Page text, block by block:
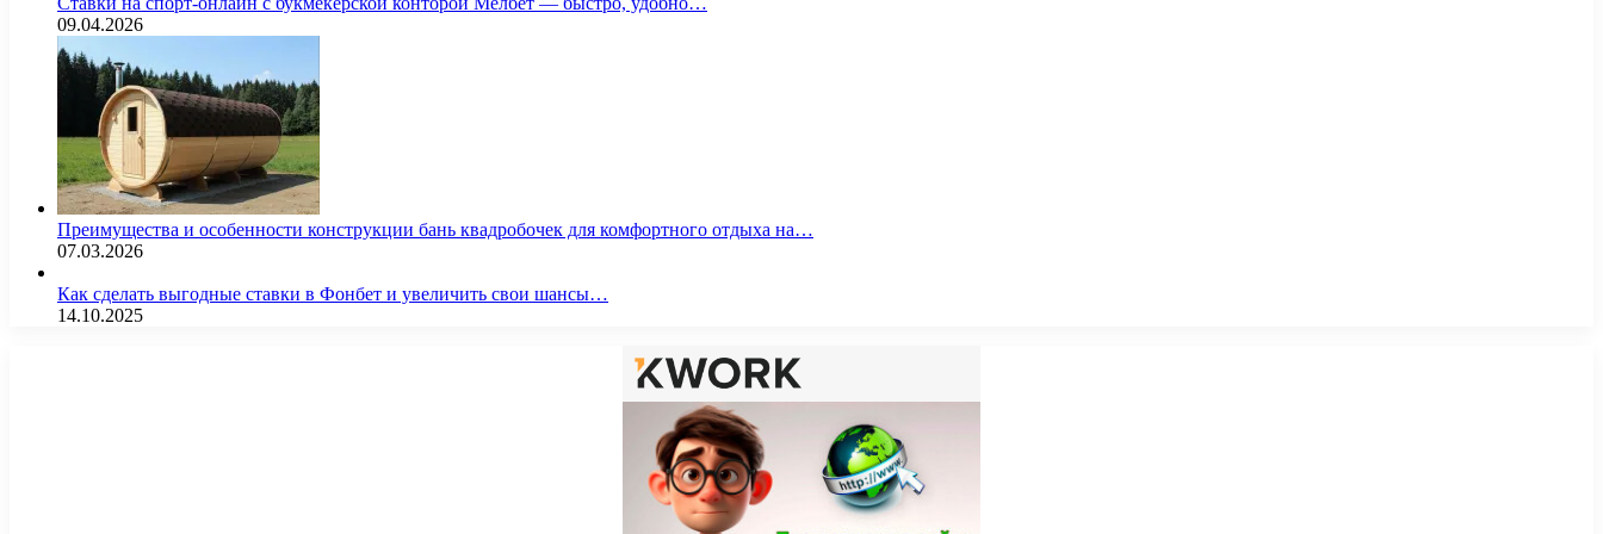
09.04.2026
Преимущества и особенности конструкции бань квадробочек для комфортного отдыха на…
07.03.2026
Как сделать выгодные ставки в Фонбет и увеличить свои шансы…
14.10.2025